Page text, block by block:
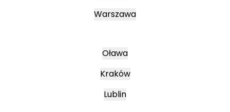
Warszawa
Oława
Kraków
Lublin